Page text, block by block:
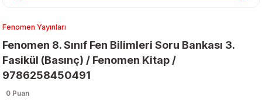
Fenomen Yayınları
Fenomen 8. Sınıf Fen Bilimleri Soru Bankası 3.
Fasikül (Basınç) / Fenomen Kitap /
9786258450491
0 Puan